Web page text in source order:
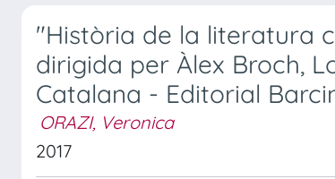
"Història de la literatura
dirigida per Àlex Broch,
Catalana - Editorial
ORAZI, Veronica
2017